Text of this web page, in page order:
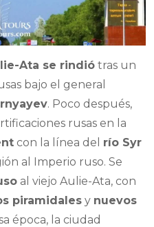
Ata se rindió tras un
bajo el general
. Poco después,
rusas en la
con la línea del río Syr
al Imperio ruso. Se
al viejo Aulie-Ata, con
piramidales y nuevos
época, la ciudad